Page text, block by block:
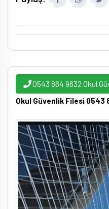
0543 864 9632 Okul
Okul Güvenlik Filesi 0543